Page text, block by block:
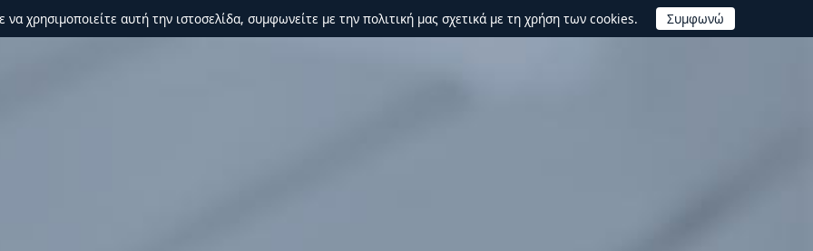
να χρησιμοποιείτε αυτή την ιστοσελίδα, συμφωνείτε με την πολιτική μας σχετικά με τη χρήση των cookies.